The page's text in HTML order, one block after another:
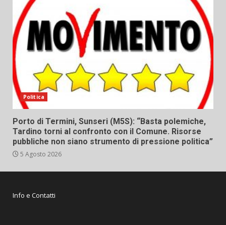
Politica
Porto di Termini, Sunseri (M5S): “Basta polemiche,
Tardino torni al confronto con il Comune. Risorse
pubbliche non siano strumento di pressione politica”
5 Agosto 2026
Info e Contatti